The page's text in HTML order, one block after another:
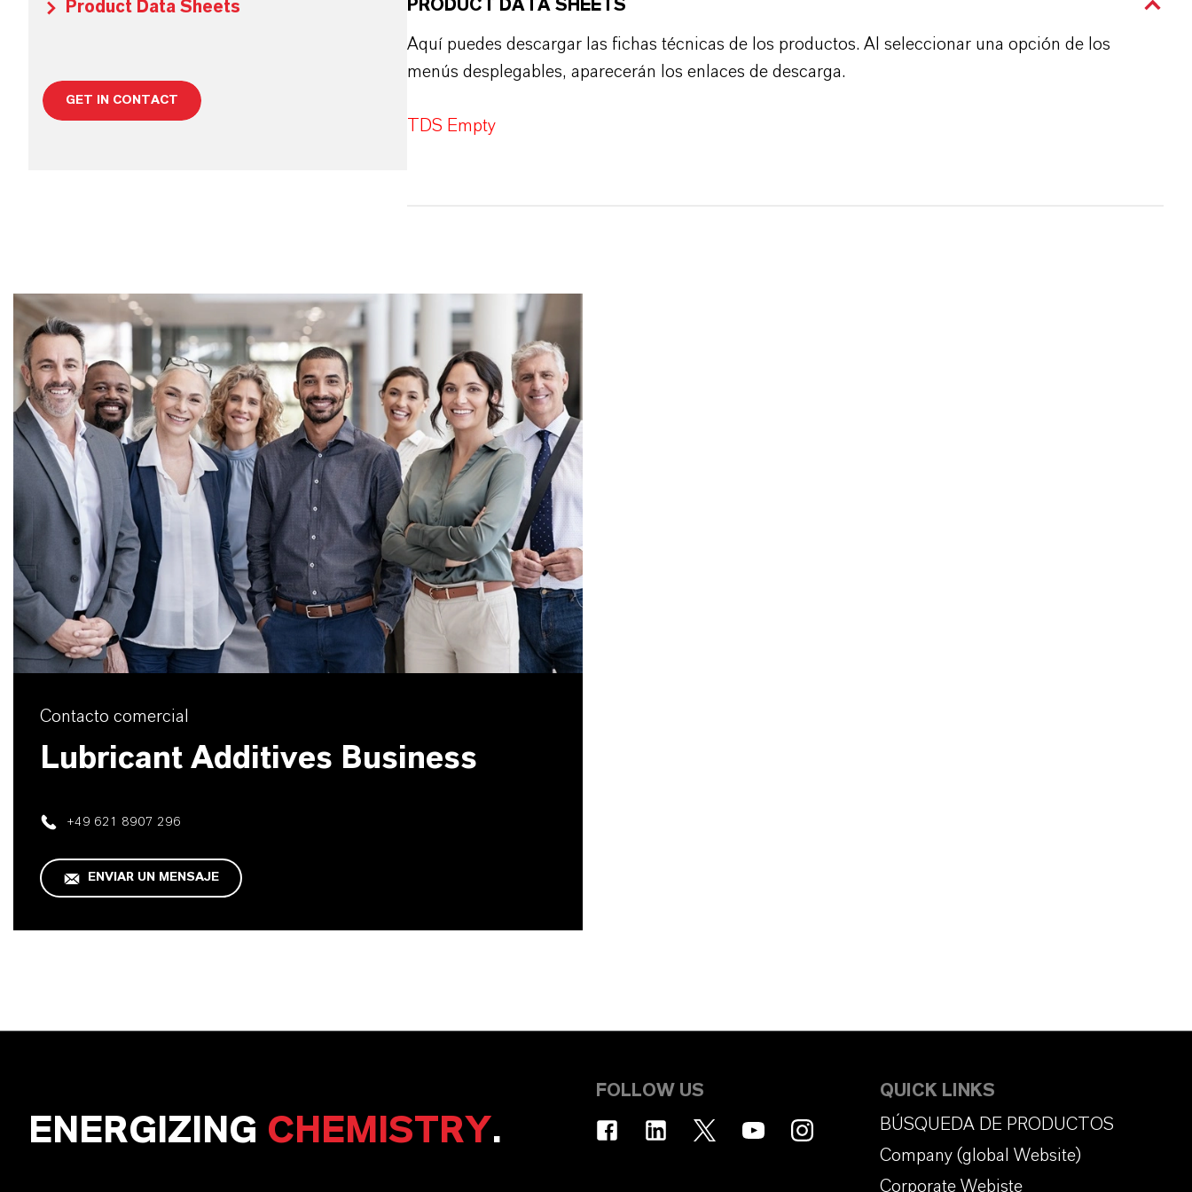
Product Data Sheets
GET IN CONTACT
PRODUCT DATA SHEETS
Aquí puedes descargar las fichas técnicas de los productos. Al seleccionar una opción de los
menús desplegables, aparecerán los enlaces de descarga.
TDS Empty
Contacto comercial
Lubricant Additives Business
+49 621 8907 296
ENVIAR UN MENSAJE
ENERGIZING CHEMISTRY.
FOLLOW US
QUICK LINKS
BÚSQUEDA DE PRODUCTOS
Company (global Website)
Corporate Webiste